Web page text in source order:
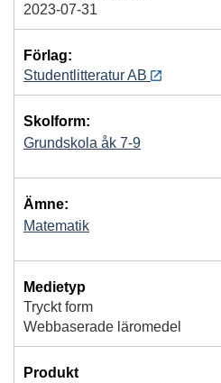
2023-07-31
Förlag:
Studentlitteratur AB
Skolform:
Grundskola åk 7-9
Ämne:
Matematik
Medietyp
Tryckt form
Webbaserade läromedel
Produkt